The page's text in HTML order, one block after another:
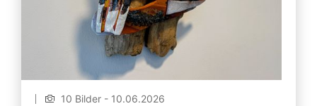
10 Bilder - 10.06.2026